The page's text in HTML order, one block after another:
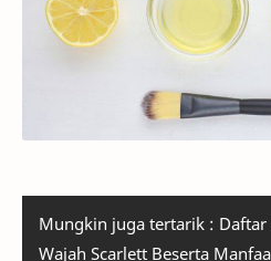
Mungkin juga tertarik : Daftar
Wajah Scarlett Beserta